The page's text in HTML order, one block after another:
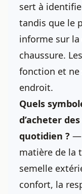
sert à
tandis que le
informe sur
chaussure.
fonction et ne
endroit.
Quels
d’acheter
quotidien ? —
matière de la
semelle
confort, la